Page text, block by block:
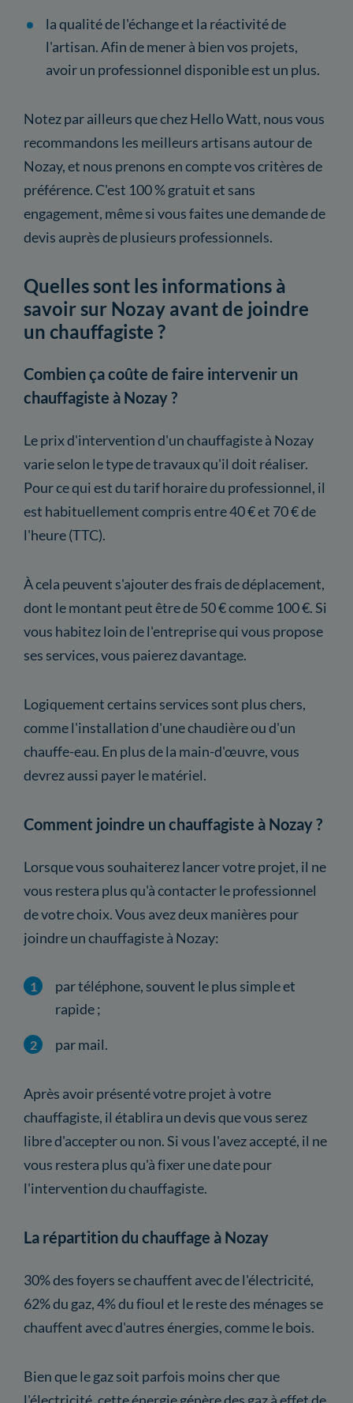
la qualité de l'échange et la réactivité de
l'artisan. Afin de mener à bien vos projets,
avoir un professionnel disponible est un plus.
Notez par ailleurs que chez Hello Watt, nous vous
recommandons les meilleurs artisans autour de
Nozay, et nous prenons en compte vos critères de
préférence. C'est 100 % gratuit et sans
engagement, même si vous faites une demande de
devis auprès de plusieurs professionnels.
Quelles sont les informations à
savoir sur Nozay avant de joindre
un chauffagiste ?
Combien ça coûte de faire intervenir un
chauffagiste à Nozay ?
Le prix d'intervention d'un chauffagiste à Nozay
varie selon le type de travaux qu'il doit réaliser.
Pour ce qui est du tarif horaire du professionnel, il
est habituellement compris entre 40 € et 70 € de
l'heure (TTC).
À cela peuvent s'ajouter des frais de déplacement,
dont le montant peut être de 50 € comme 100 €. Si
vous habitez loin de l'entreprise qui vous propose
ses services, vous paierez davantage.
Logiquement certains services sont plus chers,
comme l'installation d'une chaudière ou d'un
chauffe-eau. En plus de la main-d'œuvre, vous
devrez aussi payer le matériel.
Comment joindre un chauffagiste à Nozay ?
Lorsque vous souhaiterez lancer votre projet, il ne
vous restera plus qu'à contacter le professionnel
de votre choix. Vous avez deux manières pour
joindre un chauffagiste à Nozay:
par téléphone, souvent le plus simple et
rapide ;
par mail.
Après avoir présenté votre projet à votre
chauffagiste, il établira un devis que vous serez
libre d'accepter ou non. Si vous l'avez accepté, il ne
vous restera plus qu'à fixer une date pour
l'intervention du chauffagiste.
La répartition du chauffage à Nozay
30% des foyers se chauffent avec de l'électricité,
62% du gaz, 4% du fioul et le reste des ménages se
chauffent avec d'autres énergies, comme le bois.
Bien que le gaz soit parfois moins cher que